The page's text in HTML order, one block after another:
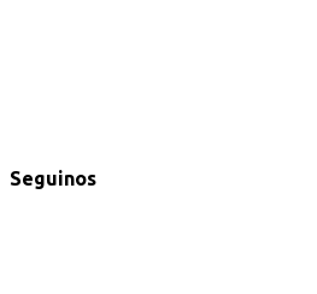
Seguinos